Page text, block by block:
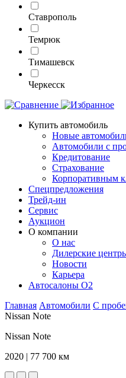
Ставрополь
Темрюк
Тимашевск
Черкесск
Купить автомобиль
Новые
Автомобили с
Кредитование
Страхование
Корпоративным
Спецпредложения
Трейд-ин
Сервис
Аукцион
О компании
О нас
Дилерские
Новости
Карьера
Автосалоны O2
Главная Автомобили С
Nissan Note
Nissan Note
2020 | 77 700 км